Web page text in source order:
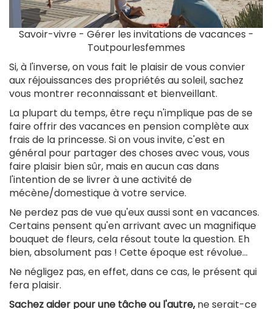
Savoir-vivre - Gérer les invitations de vacances -
Toutpourlesfemmes
Si, à l'inverse, on vous fait le plaisir de vous convier
aux réjouissances des propriétés au soleil, sachez
vous montrer reconnaissant et bienveillant.
La plupart du temps, être reçu n'implique pas de se
faire offrir des vacances en pension complète aux
frais de la princesse. Si on vous invite, c'est en
général pour partager des choses avec vous, vous
faire plaisir bien sûr, mais en aucun cas dans
l'intention de se livrer à une activité de
mécène/domestique à votre service.
Ne perdez pas de vue qu'eux aussi sont en vacances.
Certains pensent qu'en arrivant avec un magnifique
bouquet de fleurs, cela résout toute la question. Eh
bien, absolument pas ! Cette époque est révolue...
Ne négligez pas, en effet, dans ce cas, le présent qui
fera plaisir.
Sachez aider pour une tâche ou l'autre,ne serait-ce